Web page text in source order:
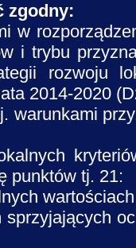
zgodny:
w
i trybu
rozwoju
2014-2020
warunkami
punktów tj. 21: